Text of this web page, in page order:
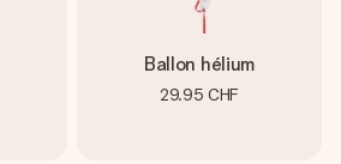
Ballon hélium
29.95 CHF